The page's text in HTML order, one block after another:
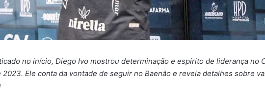
no início, Diego Ivo mostrou determinação e espírito de liderança no
2023. Ele conta da vontade de seguir no Baenão e revela detalhes sobre